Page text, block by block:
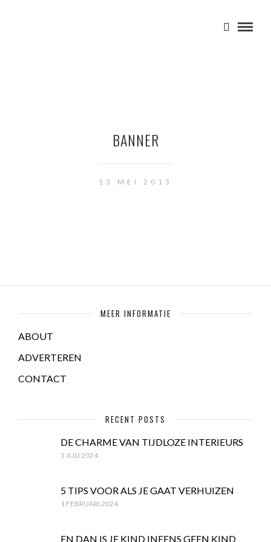
BANNER
13 MEI 2013
MEER INFORMATIE
ABOUT
ADVERTEREN
CONTACT
RECENT POSTS
DE CHARME VAN TIJDLOZE INTERIEURS
3 JULI 2024
5 TIPS VOOR ALS JE GAAT VERHUIZEN
1 FEBRUARI 2024
EN DAN IS JE KIND INEENS GEEN KIND